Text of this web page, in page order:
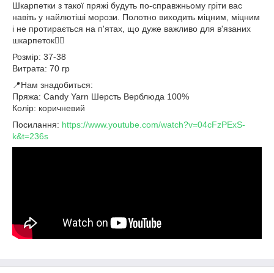
Шкарпетки з такої пряжі будуть по-справжньому гріти вас
навіть у найлютіші морози. Полотно виходить міцним, міцним
і не протирається на п'ятах, що дуже важливо для в'язаних
шкарпеток👌🏻
Розмір: 37-38
Витрата: 70 гр
📍Нам знадобиться:
Пряжа: Candу Yarn Шерсть Верблюда 100%
Колір: коричневий
Посилання: https://www.youtube.com/watch?v=04cFzPExS-
k&t=236s